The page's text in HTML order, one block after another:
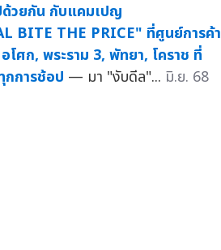
วยกัน กับแคมเปญ
BITE THE PRICE" ที่ศูนย์การค้า
โศก, พระราม 3, พัทยา, โคราช ที่
กการช้อป — มา "งับดีล"... มิ.ย. 68